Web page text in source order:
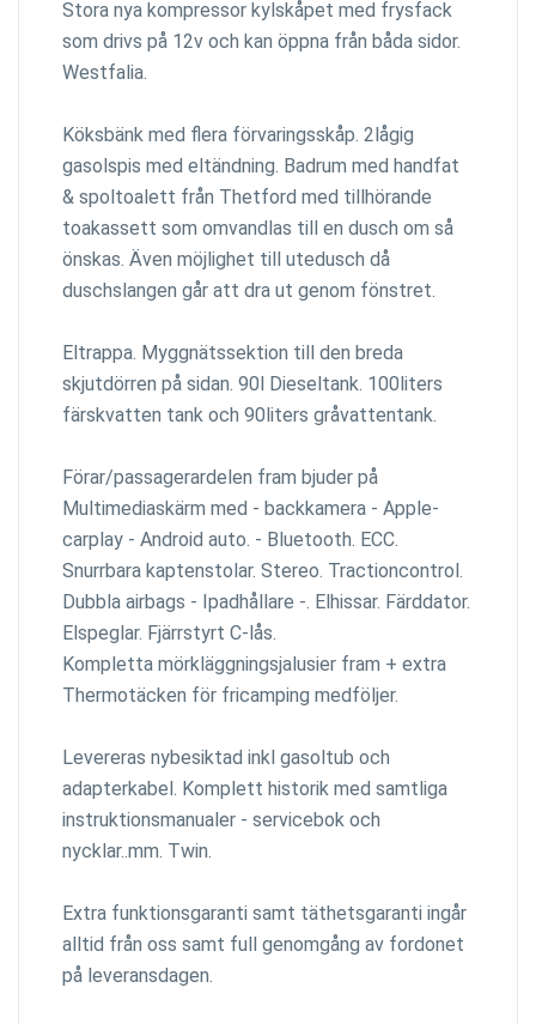
Stora nya kompressor kylskåpet med frysfack
som drivs på 12v och kan öppna från båda sidor.
Westfalia.
Köksbänk med flera förvaringsskåp. 2lågig
gasolspis med eltändning. Badrum med handfat
& spoltoalett från Thetford med tillhörande
toakassett som omvandlas till en dusch om så
önskas. Även möjlighet till utedusch då
duschslangen går att dra ut genom fönstret.
Eltrappa. Myggnätssektion till den breda
skjutdörren på sidan. 90l Dieseltank. 100liters
färskvatten tank och 90liters gråvattentank.
Förar/passagerardelen fram bjuder på
Multimediaskärm med - backkamera - Apple-
carplay - Android auto. - Bluetooth. ECC.
Snurrbara kaptenstolar. Stereo. Tractioncontrol.
Dubbla airbags - Ipadhållare -. Elhissar. Färddator.
Elspeglar. Fjärrstyrt C-lås.
Kompletta mörkläggningsjalusier fram + extra
Thermotäcken för fricamping medföljer.
Levereras nybesiktad inkl gasoltub och
adapterkabel. Komplett historik med samtliga
instruktionsmanualer - servicebok och
nycklar..mm. Twin.
Extra funktionsgaranti samt täthetsgaranti ingår
alltid från oss samt full genomgång av fordonet
på leveransdagen.